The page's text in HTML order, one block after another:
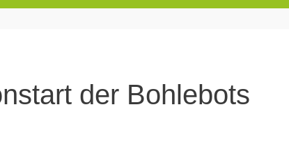
der Bohlebots